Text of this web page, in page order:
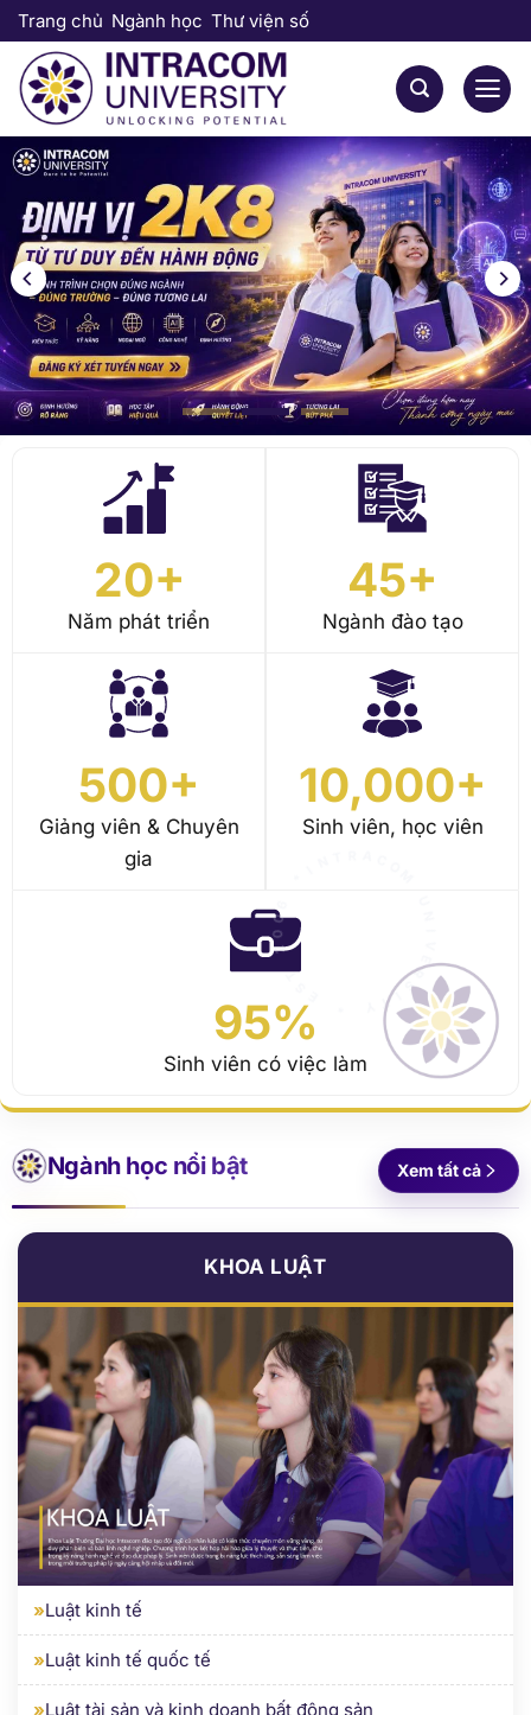
Bỏ
qua
nội
dung
Trang chủ Ngành học Thư viện số
20+ 45+
500
gia
10,000
95%
IN
T
R
A
T
0 0 6 *
»Luật kinh tế
»Luật kinh tế quốc tế
»Luật tài sản và kinh doanh bất động sản
»Luật Ngân hàng và công nghệ tài chính